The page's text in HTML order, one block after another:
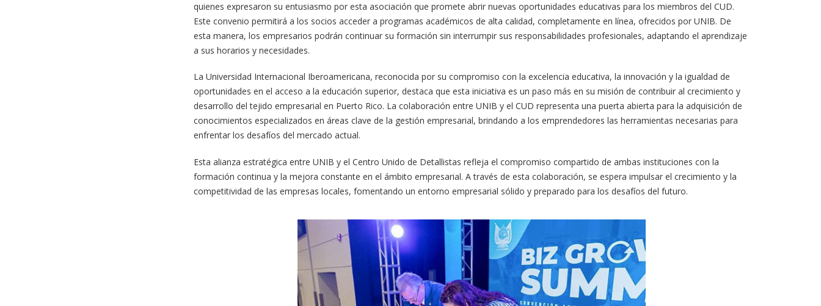
quienes expresaron su entusiasmo por esta asociación que promete abrir nuevas oportunidades educativas para los miembros del CUD.
Este convenio permitirá a los socios acceder a programas académicos de alta calidad, completamente en línea, ofrecidos por UNIB. De
esta manera, los empresarios podrán continuar su formación sin interrumpir sus responsabilidades profesionales, adaptando el aprendizaje
a sus horarios y necesidades.
La Universidad Internacional Iberoamericana, reconocida por su compromiso con la excelencia educativa, la innovación y la igualdad de
oportunidades en el acceso a la educación superior, destaca que esta iniciativa es un paso más en su misión de contribuir al crecimiento y
desarrollo del tejido empresarial en Puerto Rico. La colaboración entre UNIB y el CUD representa una puerta abierta para la adquisición de
conocimientos especializados en áreas clave de la gestión empresarial, brindando a los emprendedores las herramientas necesarias para
enfrentar los desafíos del mercado actual.
Esta alianza estratégica entre UNIB y el Centro Unido de Detallistas refleja el compromiso compartido de ambas instituciones con la
formación continua y la mejora constante en el ámbito empresarial. A través de esta colaboración, se espera impulsar el crecimiento y la
competitividad de las empresas locales, fomentando un entorno empresarial sólido y preparado para los desafíos del futuro.